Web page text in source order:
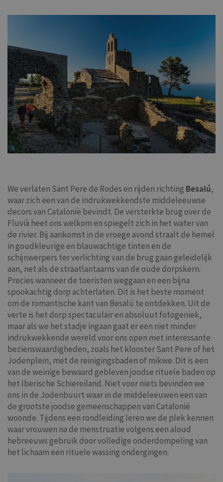
We verlaten Sant Pere de Rodes en rijden richting Besalú,
waar zich een van de indrukwekkendste middeleeuwse
decors van Catalonië bevindt. De versterkte brug over de
Fluvià heet ons welkom en spiegelt zich in het water van
de rivier. Bij aankomst in de vroege avond straalt de hemel
in goudkleurige en blauwachtige tinten en de
schijnwerpers ter verlichting van de brug gaan geleidelijk
aan, net als de straatlantaarns van de oude dorpskern.
Precies wanneer de toeristen weggaan en een bijna
spookachtig dorp achterlaten. Dit is het beste moment
om de romantische kant van Besalú te ontdekken. Uit de
verte is het dorp spectaculair en absoluut fotogeniek,
maar als we het stadje ingaan gaat er een niet minder
indrukwekkende wereld voor ons open met interessante
bezienswaardigheden, zoals het klooster Sant Pere of het
Jodenplein, met de reinigingsbaden of mikwe. Dit is een
van de weinige bewaard gebleven joodse rituele baden op
het Iberische Schiereiland. Niet voor niets bevinden we
ons in de Jodenbuurt waar in de middeleeuwen een van
de grootste joodse gemeenschappen van Catalonië
woonde. Tijdens een rondleiding leren we de plek kennen
waar vrouwen na de menstruatie volgens een aloud
hebreeuws gebruik door volledige onderdompeling van
het lichaam een rituele wassing ondergingen.